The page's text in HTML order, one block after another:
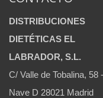
DISTRIBUCIONES
DIETÉTICAS EL
LABRADOR, S.L.
C/ Valle de Tobalina, 58 -
Nave D 28021 Madrid